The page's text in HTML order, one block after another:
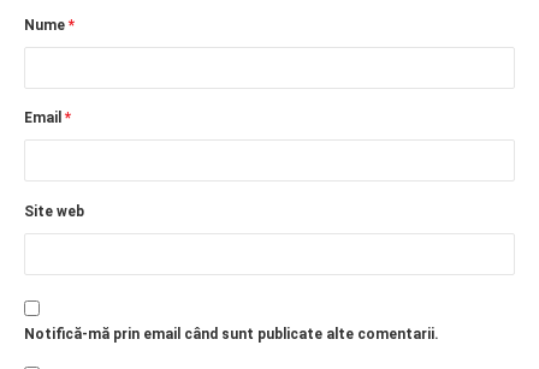
Nume *
Email *
Site web
Notifică-mă prin email când sunt publicate alte comentarii.